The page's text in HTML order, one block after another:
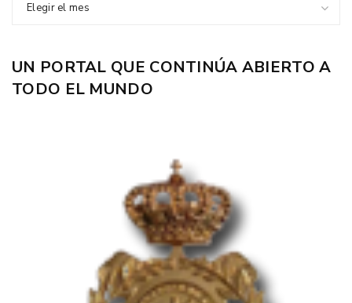
Elegir el mes
UN PORTAL QUE CONTINÚA ABIERTO A
TODO EL MUNDO